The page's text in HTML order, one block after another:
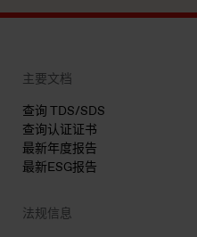
主要文档
查询 TDS/SDS
查询认证证书
最新年度报告
最新ESG报告
法规信息